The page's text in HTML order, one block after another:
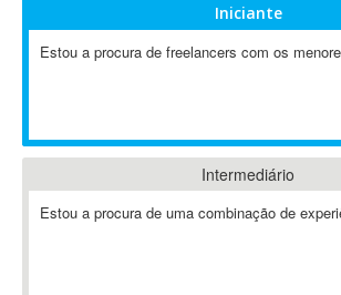
A-GPS
ABAP
Abaqus
ABBYY FineReader
Iniciante
Estou a procura de freelancers com os
Intermediário
Estou a procura de uma combinação de